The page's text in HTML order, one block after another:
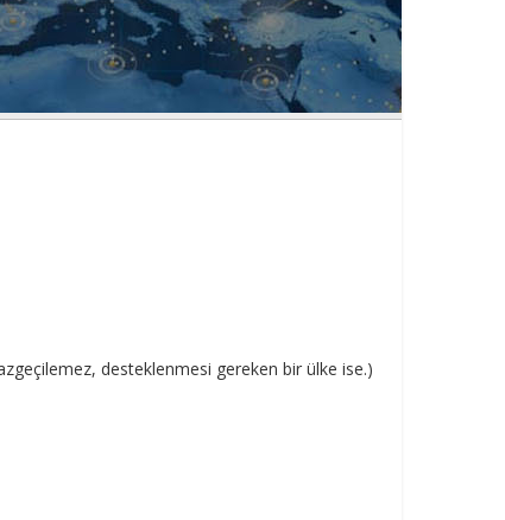
desteklenmesi gereken bir ülke ise.)